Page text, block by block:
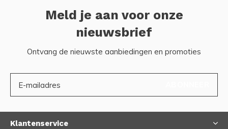
Meld je aan voor onze
nieuwsbrief
Ontvang de nieuwste aanbiedingen en promoties
Klantenservice